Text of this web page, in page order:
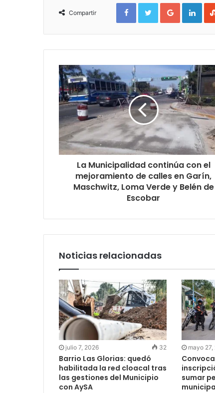
Compartir
FacebookTwitterGoogle+
La Municipalidad continúa con el
mejoramiento de calles en Garín,
Maschwitz, Loma Verde y Belén de
Escobar
Noticias relacionadas
julio 7, 2026 32
Barrio Las Glorias: quedó
habilitada la red cloacal tras
las gestiones del Municipio
con AySA
mayo
sumar